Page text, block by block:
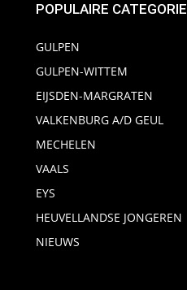
POPULAIRE CATEGORIE
GULPEN
GULPEN-WITTEM
EIJSDEN-MARGRATEN
VALKENBURG A/D GEUL
MECHELEN
VAALS
EYS
HEUVELLANDSE JONGEREN
NIEUWS